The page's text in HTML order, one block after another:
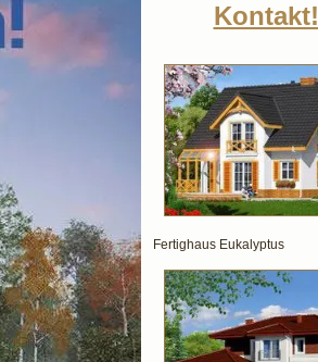
Kontakt!
Fertighaus Eukalyptus